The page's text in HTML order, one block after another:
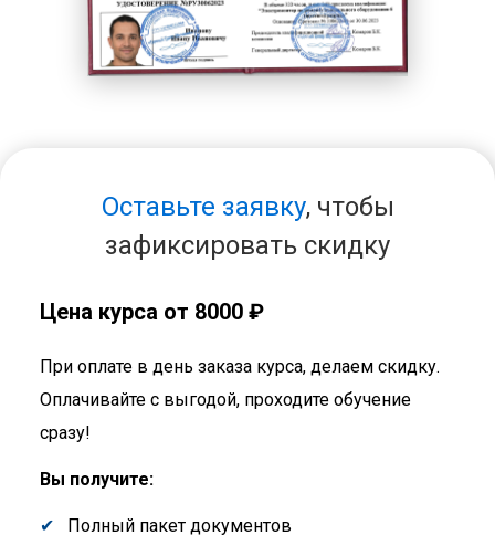
Оставьте заявку, чтобы
зафиксировать скидку
Цена курса от 8000 ₽
При оплате в день заказа курса, делаем скидку.
Оплачивайте с выгодой, проходите обучение
сразу!
Вы получите:
Полный пакет документов